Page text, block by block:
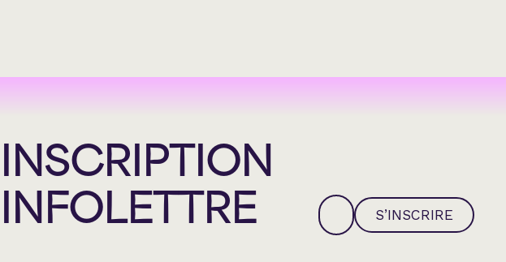
INSCRIPTION
INFOLETTRE
S’INSCRIRE